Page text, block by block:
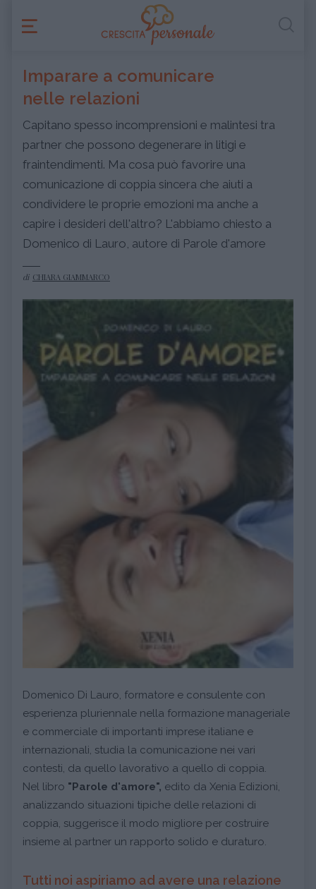
Imparare a comunicare
nelle relazioni
Capitano spesso incomprensioni e malintesi tra
partner che possono degenerare in litigi e
fraintendimenti. Ma cosa può favorire una
comunicazione di coppia sincera che aiuti a
condividere le proprie emozioni ma anche a
capire i desideri dell'altro? L'abbiamo chiesto a
Domenico di Lauro, autore di Parole d'amore
di CHIARA GIAMMARCO
Domenico Di Lauro, formatore e consulente con
esperienza pluriennale nella formazione manageriale
e commerciale di importanti imprese italiane e
internazionali, studia la comunicazione nei vari
contesti, da quello lavorativo a quello di coppia.
Nel libro "Parole d'amore", edito da Xenia Edizioni,
analizzando situazioni tipiche delle relazioni di
coppia, suggerisce il modo migliore per costruire
insieme al partner un rapporto solido e duraturo.
Tutti noi aspiriamo ad avere una relazione